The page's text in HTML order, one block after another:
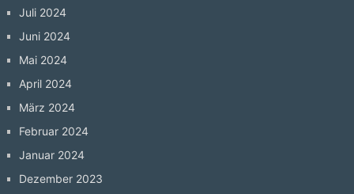
Juli 2024
Juni 2024
Mai 2024
April 2024
März 2024
Februar 2024
Januar 2024
Dezember 2023